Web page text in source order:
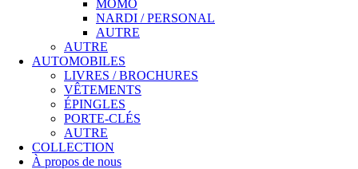
MOMO
NARDI / PERSONAL
AUTRE
AUTRE
AUTOMOBILES
LIVRES / BROCHURES
VÊTEMENTS
ÉPINGLES
PORTE-CLÉS
AUTRE
COLLECTION
À propos de nous